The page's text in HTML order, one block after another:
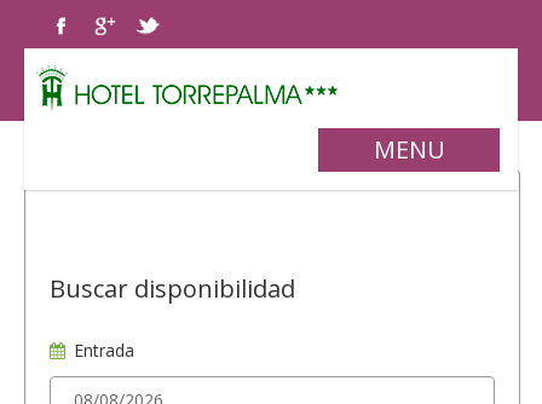
MENU
Buscar disponibilidad
Entrada